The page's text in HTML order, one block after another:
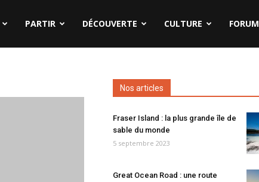
PARTIR DÉCOUVERTE CULTURE FORUM
Nos articles
Fraser Island : la plus grande île de
sable du monde
5 septembre 2023
Great Ocean Road : une route